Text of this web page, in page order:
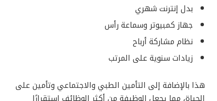
بدل إنترنت شهري
جهاز كمبيوتر وسماعة رأس
نظام مشاركة أرباح
زيادات سنوية على المرتب
هذا بالإضافة إلى التأمين الطبي والاجتماعي وتأمين على